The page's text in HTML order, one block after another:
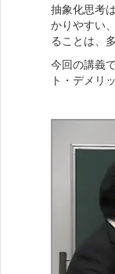
抽象化思考
かりやすい
ることは、
今回の講義
ト・デメリ